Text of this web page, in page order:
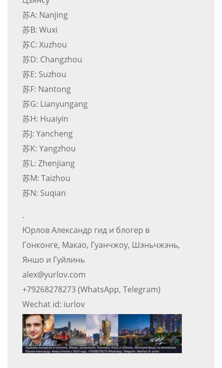
苏A: Nanjing
苏B: Wuxi
苏C: Xuzhou
苏D: Changzhou
苏E: Suzhou
苏F: Nantong
苏G: Lianyungang
苏H: Huaiyin
苏J: Yancheng
苏K: Yangzhou
苏L: Zhenjiang
苏M: Taizhou
苏N: Suqian
.
Юрлов Александр гид и блогер в
Гонконге, Макао, Гуанчжоу, Шэньчжэнь,
Яншо и Гуйлинь
alex@yurlov.com
+79268278273 (WhatsApp, Telegram)
Wechat id: iurlov